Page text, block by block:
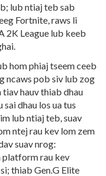
lub ntiaj teb sab
Fortnite, raws li
2K League lub keeb
hom phiaj tseem ceeb
ncaws pob siv lub zog
hauv thiab dhau
dhau los ua tus
lub ntiaj teb, suav
ntej rau kev lom zem
suav nrog:
platform rau kev
thiab Gen.G Elite